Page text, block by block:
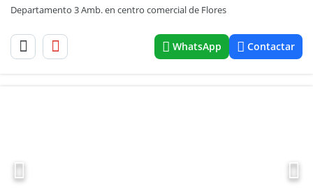
Departamento 3 Amb. en centro comercial de Flores
WhatsApp Contactar